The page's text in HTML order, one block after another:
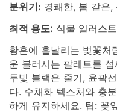
분위기: 경쾌한, 봄 같은,
최적 용도: 식물 일러스
황혼에 흩날리는 벚꽃처
운 블러시는 팔레트를
두빛 블랙은 줄기, 윤곽
다. 수채화 텍스처와 충
하게 유지하세요. 팁: 꽃